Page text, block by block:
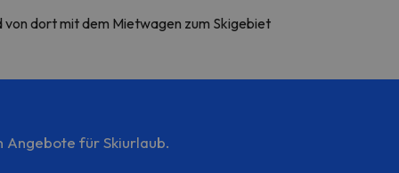
von dort mit dem Mietwagen zum Skigebiet
Angebote für Skiurlaub.